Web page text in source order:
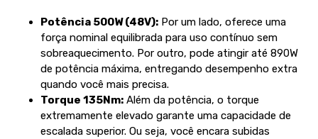
Potência 500W (48V):Por um lado, oferece uma
força nominal equilibrada para uso contínuo sem
sobreaquecimento. Por outro, pode atingir até 890W
de potência máxima, entregando desempenho extra
quando você mais precisa.
Torque 135Nm:Além da potência, o torque
extremamente elevado garante uma capacidade de
escalada superior. Ou seja, você encara subidas